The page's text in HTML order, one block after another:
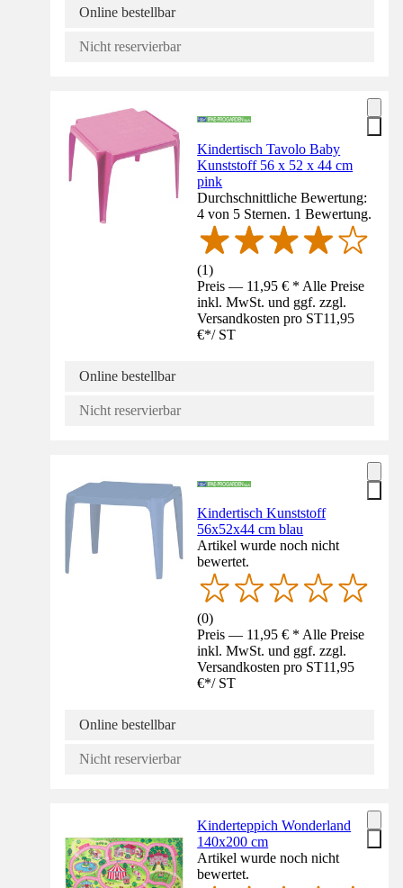
Online bestellbar
Nicht reservierbar
Kindertisch Tavolo Baby
Kunststoff 56 x 52 x 44 cm
pink
Durchschnittliche Bewertung:
4 von 5 Sternen. 1 Bewertung.
(1)
Preis — 11,95 € * Alle Preise
inkl. MwSt. und ggf. zzgl.
Versandkosten pro ST11,95
€*/ ST
Online bestellbar
Nicht reservierbar
Kindertisch Kunststoff
56x52x44 cm blau
Artikel wurde noch nicht
bewertet.
(0)
Preis — 11,95 € * Alle Preise
inkl. MwSt. und ggf. zzgl.
Versandkosten pro ST11,95
€*/ ST
Online bestellbar
Nicht reservierbar
Kinderteppich Wonderland
140x200 cm
Artikel wurde noch nicht
bewertet.